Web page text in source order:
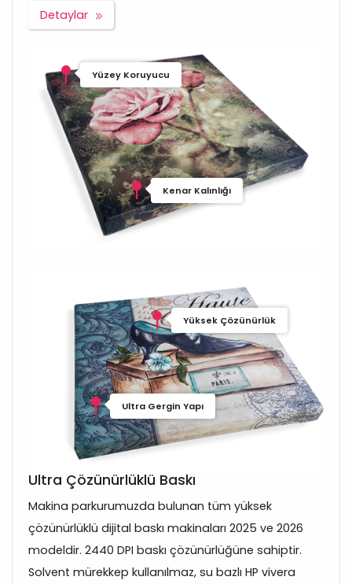
Detaylar
Yüzey Koruyucu
Kenar Kalınlığı
Yüksek Çözünürlük
Ultra Gergin Yapı
Ultra Çözünürlüklü Baskı
Makina parkurumuzda bulunan tüm yüksek
çözünürlüklü dijital baskı makinaları 2025 ve 2026
modeldir. 2440 DPI baskı çözünürlüğüne sahiptir.
Solvent mürekkep kullanılmaz, su bazlı HP vivera